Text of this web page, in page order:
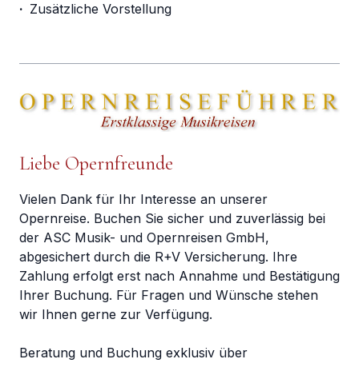
· Zusätzliche Vorstellung
Liebe Opernfreunde
Vielen Dank für Ihr Interesse an unserer
Opernreise. Buchen Sie sicher und zuverlässig bei
der ASC Musik- und Opernreisen GmbH,
abgesichert durch die R+V Versicherung. Ihre
Zahlung erfolgt erst nach Annahme und Bestätigung
Ihrer Buchung. Für Fragen und Wünsche stehen
wir Ihnen gerne zur Verfügung.
Beratung und Buchung exklusiv über